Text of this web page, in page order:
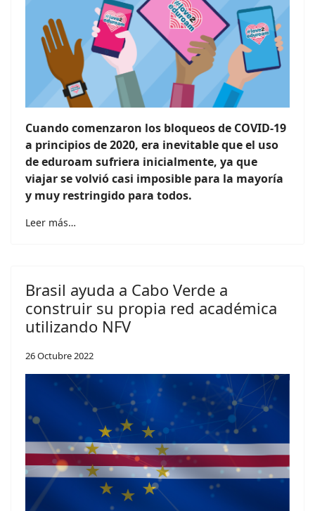
Cuando comenzaron los bloqueos de COVID-19
a principios de 2020, era inevitable que el uso
de eduroam sufriera inicialmente, ya que
viajar se volvió casi imposible para la mayoría
y muy restringido para todos.
Leer más…
Brasil ayuda a Cabo Verde a
construir su propia red académica
utilizando NFV
26 Octubre 2022